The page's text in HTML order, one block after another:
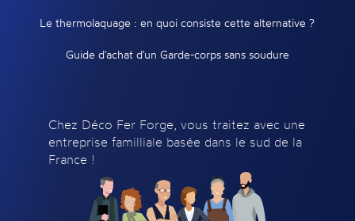
Le thermolaquage : en quoi consiste cette alternative ?
Guide d'achat d'un Garde-corps sans soudure
Chez Déco Fer Forge, vous traitez avec une
entreprise familliale basée dans le sud de la
France !